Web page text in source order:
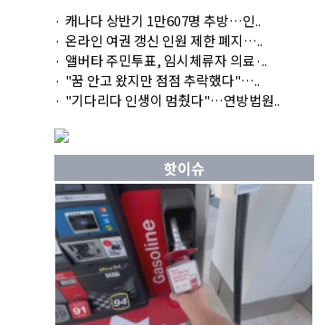
캐나다 상반기 1만607명 추방…인..
온라인 여권 갱신 인원 제한 폐지…..
앨버타 주민투표, 임시체류자 의료·..
"꿈 안고 왔지만 점점 추락했다"…..
"기다리다 인생이 멈췄다"…연방법원..
핫이슈